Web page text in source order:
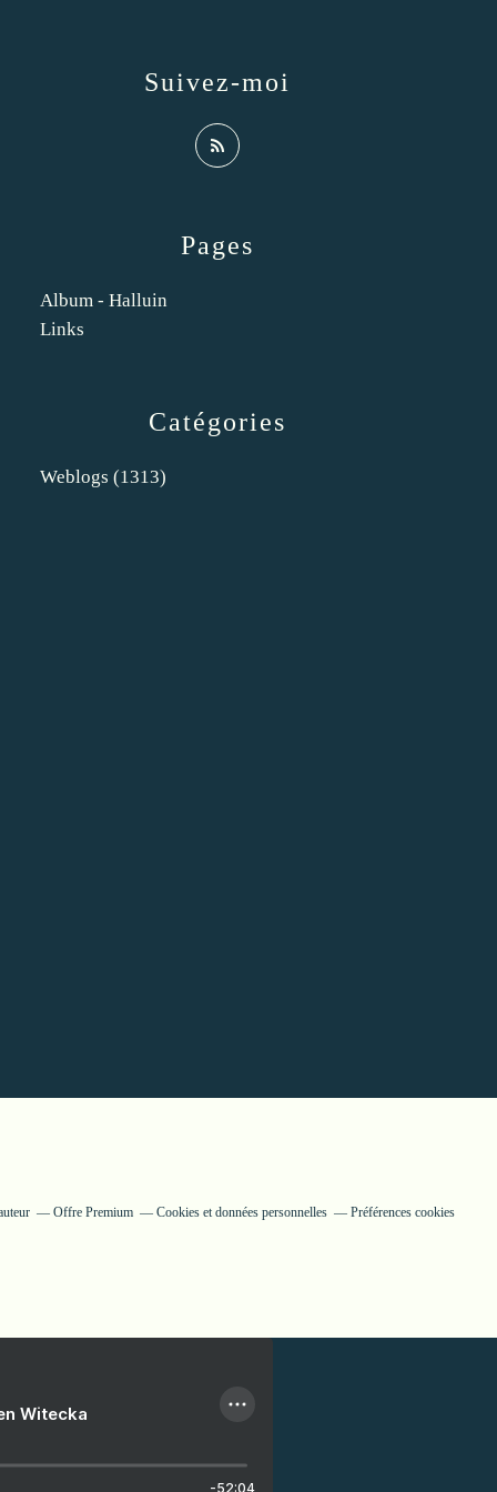
Catégories
Weblogs (1313)
Pages
Album - Halluin
Links
Suivez-moi
Offre Premium Cookies et données personnelles Préférences cookies
Witecka
-52:04